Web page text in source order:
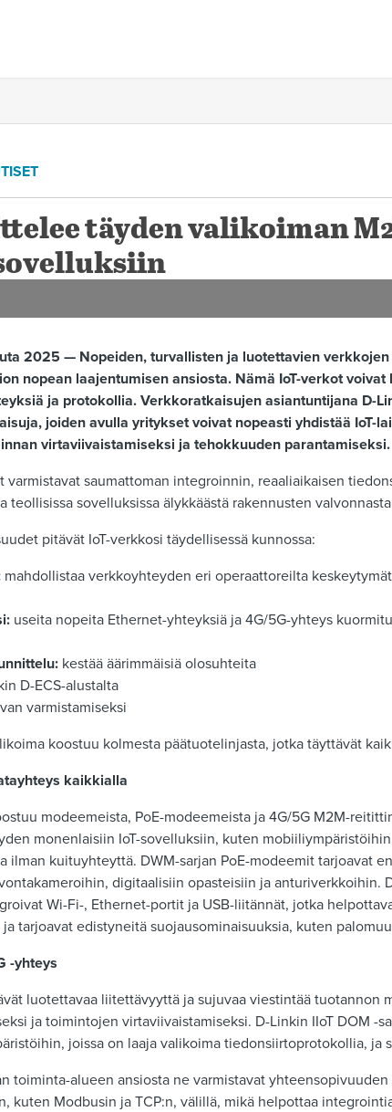
täyden valikoiman
2025 — Nopeiden, turvallisten ja luotettavien
nopean laajentumisen ansiosta. Nämä IoT-verkot
ja protokollia. Verkkoratkaisujen asiantuntijana D-
joiden avulla yritykset voivat nopeasti yhdistää IoT-
virtaviivaistamiseksi ja tehokkuuden parantamiseksi.
varmistavat saumattoman integroinnin, reaaliaikaisen
teollisissa sovelluksissa älykkäästä rakennusten
pitävät IoT-verkkosi täydellisessä kunnossa:
mahdollistaa verkkoyhteyden eri operaattoreilta
useita nopeita Ethernet-yhteyksiä ja 4G/5G-yhteys
kestää äärimmäisiä olosuhteita
D-ECS-alustalta
varmistamiseksi
koostuu kolmesta päätuotelinjasta, jotka täyttävät
kaikkialla
modeemeista, PoE-modeemeista ja 4G/5G M2M-
monenlaisiin IoT-sovelluksiin, kuten
ilman kuituyhteyttä. DWM-sarjan PoE-modeemit tarjoavat
digitaalisiin opasteisiin ja anturiverkkoihin.
Wi-Fi-, Ethernet-portit ja USB-liitännät, jotka
tarjoavat edistyneitä suojausominaisuuksia, kuten
-yhteys
luotettavaa liitettävyyttä ja sujuvaa viestintää tuotannon
ja toimintojen virtaviivaistamiseksi. D-Linkin IIoT DOM -
joissa on laaja valikoima tiedonsiirtoprotokollia, ja
toiminta-alueen ansiosta ne varmistavat
kuten Modbusin ja TCP:n, välillä, mikä helpottaa